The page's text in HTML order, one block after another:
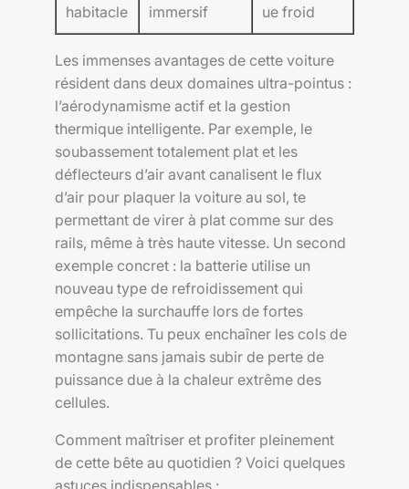
habitacle
immersif
ue froid
Les immenses avantages de cette voiture
résident dans deux domaines ultra-pointus :
l’aérodynamisme actif et la gestion
thermique intelligente. Par exemple, le
soubassement totalement plat et les
déflecteurs d’air avant canalisent le flux
d’air pour plaquer la voiture au sol, te
permettant de virer à plat comme sur des
rails, même à très haute vitesse. Un second
exemple concret : la batterie utilise un
nouveau type de refroidissement qui
empêche la surchauffe lors de fortes
sollicitations. Tu peux enchaîner les cols de
montagne sans jamais subir de perte de
puissance due à la chaleur extrême des
cellules.
Comment maîtriser et profiter pleinement
de cette bête au quotidien ? Voici quelques